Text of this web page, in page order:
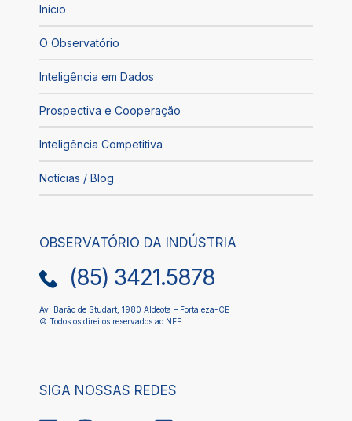
Início
O Observatório
Inteligência em Dados
Prospectiva e Cooperação
Inteligência Competitiva
Notícias / Blog
OBSERVATÓRIO DA INDÚSTRIA
(85) 3421.5878
Av. Barão de Studart, 1980 Aldeota – Fortaleza-CE
© Todos os direitos reservados ao NEE
SIGA NOSSAS REDES